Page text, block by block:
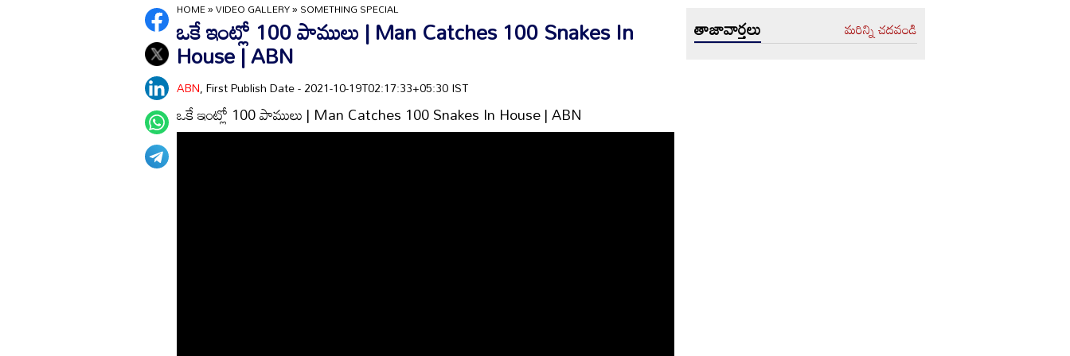
HOME»VIDEO GALLERY»SOMETHING SPECIAL
ఒకే ఇంట్లో 100 పాములు | Man Catches 100 Snakes In
House | ABN
ABN, First Publish Date - 2021-10-19T02:17:33+05:30 IST
ఒకే ఇంట్లో 100 పాములు | Man Catches 100 Snakes In House | ABN
తాజావార్తలు మరిన్ని చదవండి